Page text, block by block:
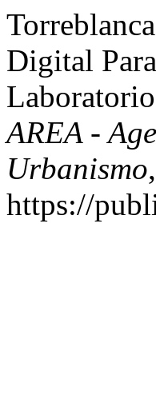
Digital
AREA -
Urbanismo
https://